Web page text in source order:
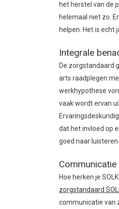
het herstel van de
helemaal niet zo.
helpen. Het is echt
Integrale
De zorgstandaard
arts raadplegen
werkhypothese
vaak wordt ervan
dat het invloed op
goed naar
Hoe herken je
zorgstandaard
communicatie van